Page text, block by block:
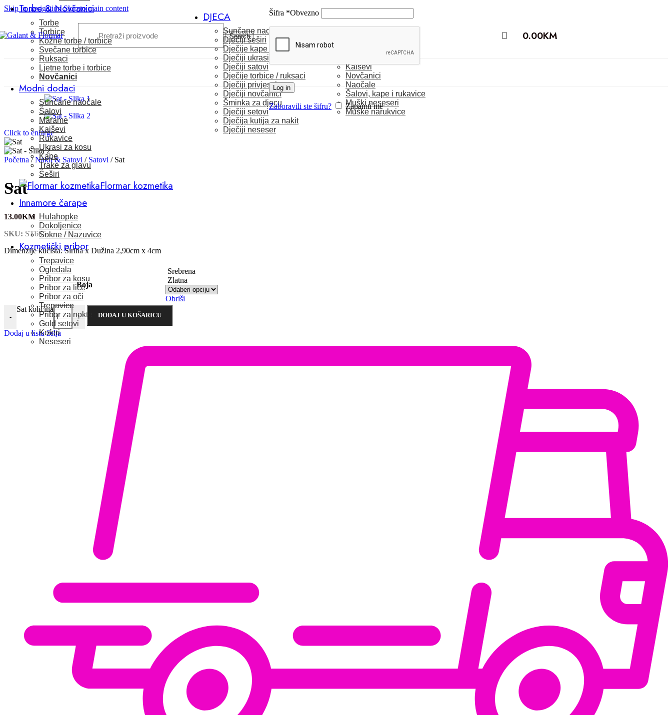
Skip to navigationSkip to main content
Search
Šifra *Obvezno
Log in
Zaboravili ste šifru? Zapamti me
0.00KM
Torbe & Novčanici
Torbe
Torbice
Kožne torbe / torbice
Svečane torbice
Ruksaci
Ljetne torbe i torbice
Novčanici
Modni dodaci
Sunčane naočale
Šalovi
Marame
Kaiševi
Rukavice
Ukrasi za kosu
Kape
Trake za glavu
Šeširi
Flormar kozmetika
Innamore čarape
Hulahopke
Dokoljenice
Sokne / Nazuvice
Kozmetički pribor
Trepavice
Ogledala
Pribor za kosu
Pribor za lice
Pribor za oči
Trepavice
Pribor za nokte
Gold setovi
Koferi
Neseseri
DJECA
Sunčane naočale
Dječiji šeširi
Dječije kape / rukavice
Dječiji ukrasi za kosu
Dječiji satovi
Dječije torbice / ruksaci
Dječiji privjesci
Dječiji novčanici
Šminka za djecu
Dječiji setovi
Dječija kutija za nakit
Dječiji neseser
Kaiševi
Novčanici
Naočale
Šalovi, kape i rukavice
Muški neseseri
Muške narukvice
Click to enlarge
Početna/ Nakit & Satovi / Satovi / Sat
Sat
13.00KM
SKU: ST665
Dimenzije kućišta: Širina x Dužina 2,90cm x 4cm
Boja
Srebrena
Zlatna
Obriši
-
Sat količina
+ DODAJ U KOŠARICU
Dodaj u listu želja